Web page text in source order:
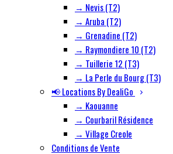
→ Nevis (T2)
→ Aruba (T2)
→ Grenadine (T2)
→ Raymondiere 10 (T2)
→ Tuillerie 12 (T3)
→ La Perle du Bourg (T3)
📢 Locations By DealiGo
→ Kaouanne
→ Courbaril Résidence
→ Village Creole
Conditions de Vente